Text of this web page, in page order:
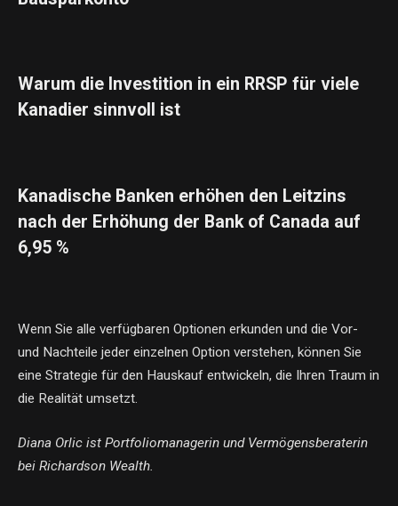
Warum die Investition in ein RRSP für viele
Kanadier sinnvoll ist
Kanadische Banken erhöhen den Leitzins
nach der Erhöhung der Bank of Canada auf
6,95 %
Wenn Sie alle verfügbaren Optionen erkunden und die Vor-
und Nachteile jeder einzelnen Option verstehen, können Sie
eine Strategie für den Hauskauf entwickeln, die Ihren Traum in
die Realität umsetzt.
Diana Orlic ist Portfoliomanagerin und Vermögensberaterin
bei Richardson Wealth.